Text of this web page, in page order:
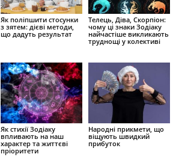
Як поліпшити стосунки
з зятем: дієві методи,
що дадуть результат
Телець, Діва, Скорпіон:
чому ці знаки Зодіаку
найчастіше викликають
труднощі у колективі
Як стихії Зодіаку
впливають на наш
характер та життєві
пріоритети
Народні прикмети, що
віщують швидкий
прибуток